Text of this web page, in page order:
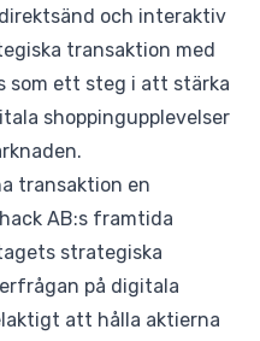
och interaktiv
transaktion med
som ett steg i att stärka
shoppingupplevelser
transaktion en
AB:s framtida
strategiska
på digitala
att hålla aktierna